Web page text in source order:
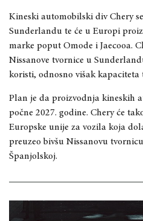
Kineski automobilski div Chery
Sunderlandu te će u Europi
marke poput Omode i Jaecooa.
Nissanove tvornice u
koristi, odnosno višak kapaciteta
Plan je da proizvodnja kineskih
počne 2027. godine. Chery će
Europske unije za vozila koja
preuzeo bivšu Nissanovu
Španjolskoj.